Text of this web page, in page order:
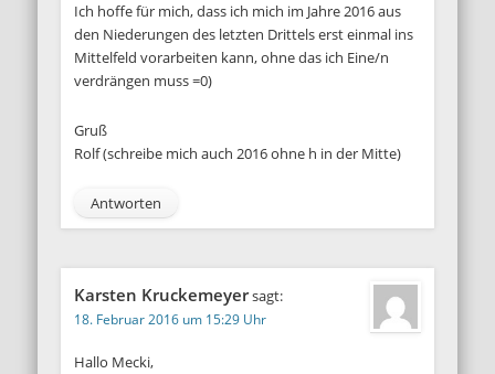
Ich hoffe für mich, dass ich mich im Jahre 2016 aus
den Niederungen des letzten Drittels erst einmal ins
Mittelfeld vorarbeiten kann, ohne das ich Eine/n
verdrängen muss =0)
Gruß
Rolf (schreibe mich auch 2016 ohne h in der Mitte)
Antworten
Karsten Kruckemeyersagt:
18. Februar 2016 um 15:29 Uhr
Hallo Mecki,